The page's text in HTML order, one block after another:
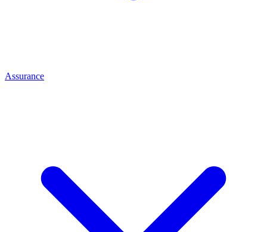
Assurance